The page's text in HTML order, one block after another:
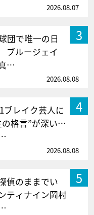
2026.08.07
3
団で唯一の日
ルージェイ
…
2026.08.08
4
ブレイク芸人に
の格言”が深い…
2026.08.08
5
偵のままでい
ティナイン岡村